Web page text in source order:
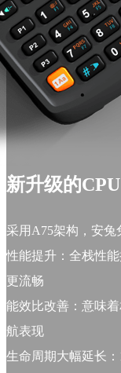
新升级的CPU
采用A75架构，安兔
性能提升：全栈性
更流畅
能效比改善：意味
航表现
生命周期大幅延长